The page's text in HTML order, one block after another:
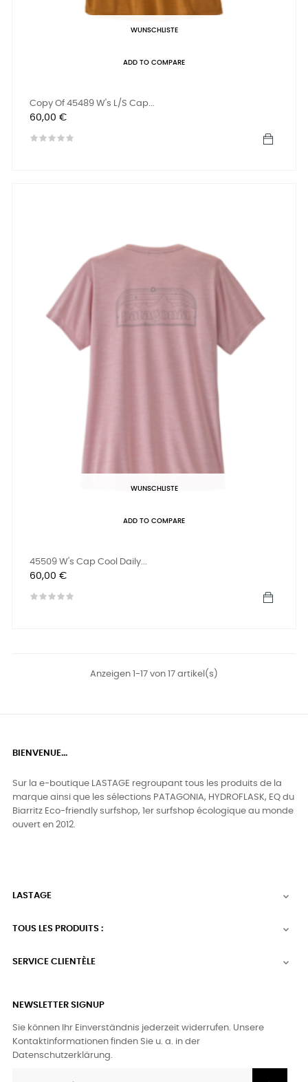
WUNSCHLISTE
ADD TO COMPARE
Copy Of 45489 W's L/S Cap...
Preis
60,00 €
WUNSCHLISTE
ADD TO COMPARE
45509 W's Cap Cool Daily...
Preis
60,00 €
Anzeigen 1-17 von 17 artikel(s)
BIENVENUE...
Sur la e-boutique LASTAGE regroupant tous les produits de la
marque ainsi que les sélections PATAGONIA, HYDROFLASK, EQ du
Biarritz Eco-friendly surfshop, 1er surfshop écologique au monde
ouvert en 2012.
LASTAGE 
TOUS LES PRODUITS : 
SERVICE CLIENTÈLE 
NEWSLETTER SIGNUP
Sie können Ihr Einverständnis jederzeit widerrufen. Unsere
Kontaktinformationen finden Sie u. a. in der
Datenschutzerklärung.